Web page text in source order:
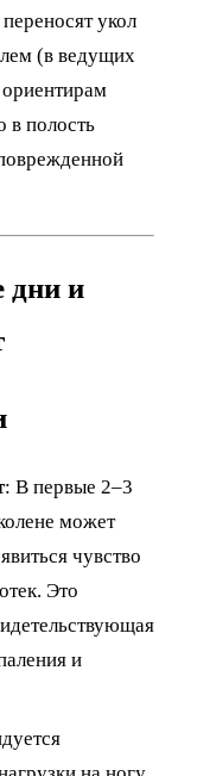
укол
(в ведущих
в полость
дни и
: В первые 2–3
может
чувство
Это
и